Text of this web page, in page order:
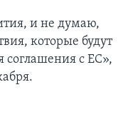
и не думаю,
которые будут
соглашения с ЕС»,